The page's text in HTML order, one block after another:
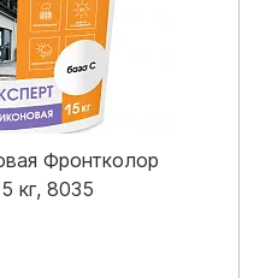
Фронтколор
кг, 8035